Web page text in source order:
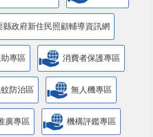
縣政府新住民照顧輔導資訊網
專區 消費者保護專區
防治區 無人機專區
廣專區 機構評鑑專區